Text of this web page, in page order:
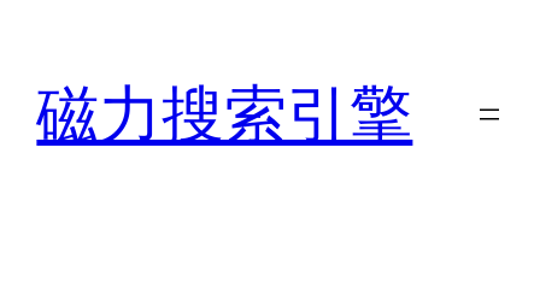
磁力搜索引擎